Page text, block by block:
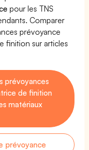
pour les TNS
Comparer
prévoyance
finition sur articles
prévoyances
de finition
matériaux
prévoyance